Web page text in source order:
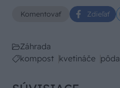
Komentovať Zdieľať
Záhrada
kompost kvetináče pôda